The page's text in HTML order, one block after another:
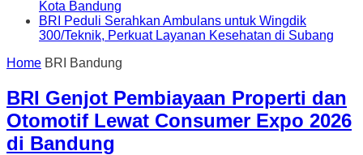
Kota Bandung
BRI Peduli Serahkan Ambulans untuk Wingdik
300/Teknik, Perkuat Layanan Kesehatan di Subang
Home BRI Bandung
BRI Genjot Pembiayaan Properti dan
Otomotif Lewat Consumer Expo 2026
di Bandung